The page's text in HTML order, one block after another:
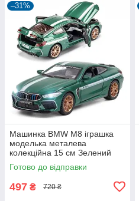
–31%
Машинка BMW M8 іграшка
моделька металева
колекційна 15 см Зелений
(59890)
Готово до відправки
497 ₴ 720 ₴